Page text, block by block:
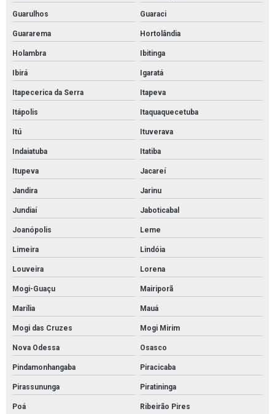
Pintura poliuretano
Pintura poliuretano alifática
Pintura poliuretano para pisos
Pintura pu
Pintura quadra de futsal
Pintura sinalização estacionamento
Pinturas para pisos industriais epoxi
Preço de pintura de quadra poliesportiva
Quanto custa o metro quadrado de pintura epóxi
Quanto custa pintura de galpão
Revestimento autonivelante
Revestimento de poliuretano
Revestimento epóxi
Revestimento epóxi piso
Revestimento piso autonivelante
Revestimento piso epóxi
Revestimento uretano
Revestimento uretano argamassado
Guarulhos Guaraci
Guararema Hortolândia
Holambra Ibitinga
Ibirá Igaratá
Itapecerica da Serra Itapeva
Itápolis Itaquaquecetuba
Itú Ituverava
Indaiatuba Itatiba
Itupeva Jacareí
Jandira Jarinu
Jundiaí Jaboticabal
Joanópolis Leme
Limeira Lindóia
Louveira Lorena
Mogi-Guaçu Mairiporã
Marília Mauá
Mogi das Cruzes Mogi Mirim
Nova Odessa Osasco
Pindamonhangaba Piracicaba
Pirassununga Piratininga
Poá Ribeirão Pires